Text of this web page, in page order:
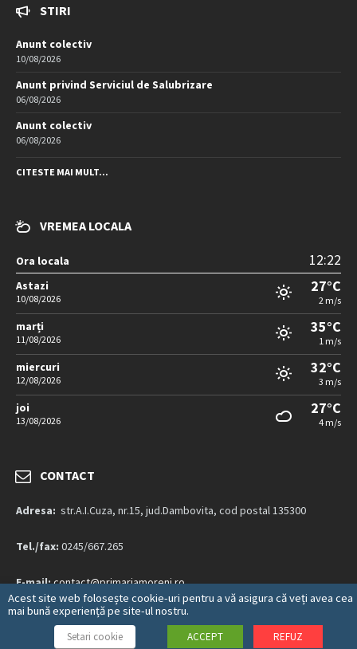
STIRI
Anunt colectiv
10/08/2026
Anunt privind Serviciul de Salubrizare
06/08/2026
Anunt colectiv
06/08/2026
CITESTE MAI MULT...
VREMEA LOCALA
Ora locala 12:22
Astazi
10/08/2026
27°C
2 m/s
marți
11/08/2026
35°C
1 m/s
miercuri
12/08/2026
32°C
3 m/s
joi
13/08/2026
27°C
4 m/s
CONTACT
Adresa: str.A.I.Cuza, nr.15, jud.Dambovita, cod postal 135300
Tel./fax: 0245/667.265
E-mail:contact@primariamoreni.ro
Mai multe detalii…
Acest site web folosește cookie-uri pentru a vă asigura că veți avea cea
mai bună experiență pe site-ul nostru.
Setari cookie ACCEPT REFUZ